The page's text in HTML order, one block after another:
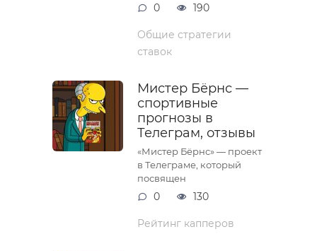
0 190
Общие стратегии
ставок
Мистер Бёрнс —
спортивные
прогнозы в
Телеграм, отзывы
«Мистер Бёрнс» — проект
в Телеграме, который
посвящен
0 130
Рейтинг капперов